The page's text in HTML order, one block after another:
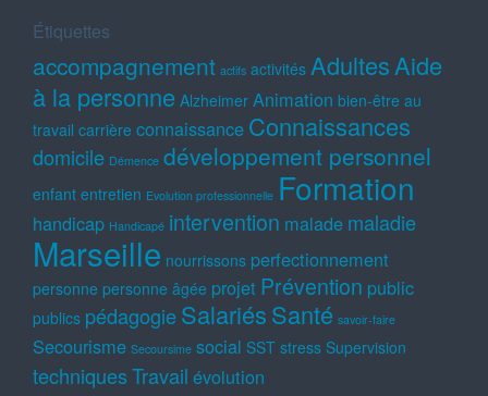
Étiquettes
accompagnement actifs activités AdultesAide
à la personne Alzheimer Animation bien-être au
travail carrière connaissance Connaissances
domicile Démence développement personnel
enfant entretien Evolution professionnelle Formation
handicap Handicapé intervention malade maladie
Marseille nourrissons perfectionnement
personne personne âgée projet Prévention public
publics pédagogieSalariésSanté savoir-faire
Secourisme Secoursime social SST stress Supervision
techniquesTravail évolution